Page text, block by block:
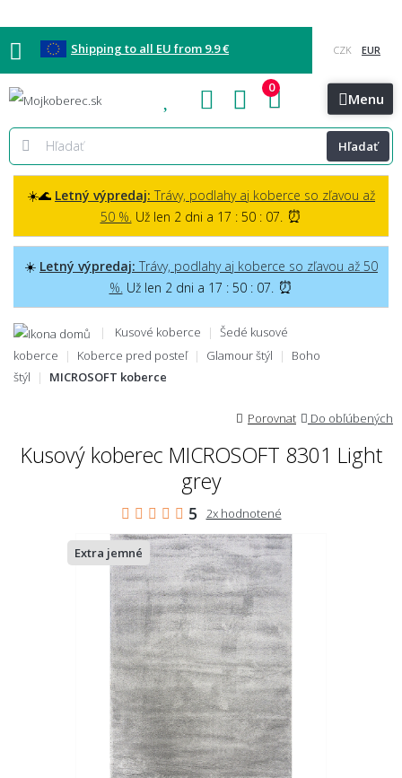
Shipping to all EU from 9.9 €
Blog Kontakt Menu
Hľadať
0
☀️🌊 Letný výpredaj: Trávy, podlahy aj koberce so zľavou až
50 %. Už len 2 dni a 17 : 50 : 06. ⏰
☀️ Letný výpredaj: Trávy, podlahy aj koberce so zľavou až 50
%. Už len 2 dni a 17 : 50 : 06. ⏰
Kusové koberce
Šedé kusové
koberce
Koberce pred posteľ Glamour štýl
Boho
štýl
MICROSOFT koberce
Porovnat Do obľúbených
Kusový koberec MICROSOFT 8301 Light
grey
5 2x hodnotené
Extra jemné